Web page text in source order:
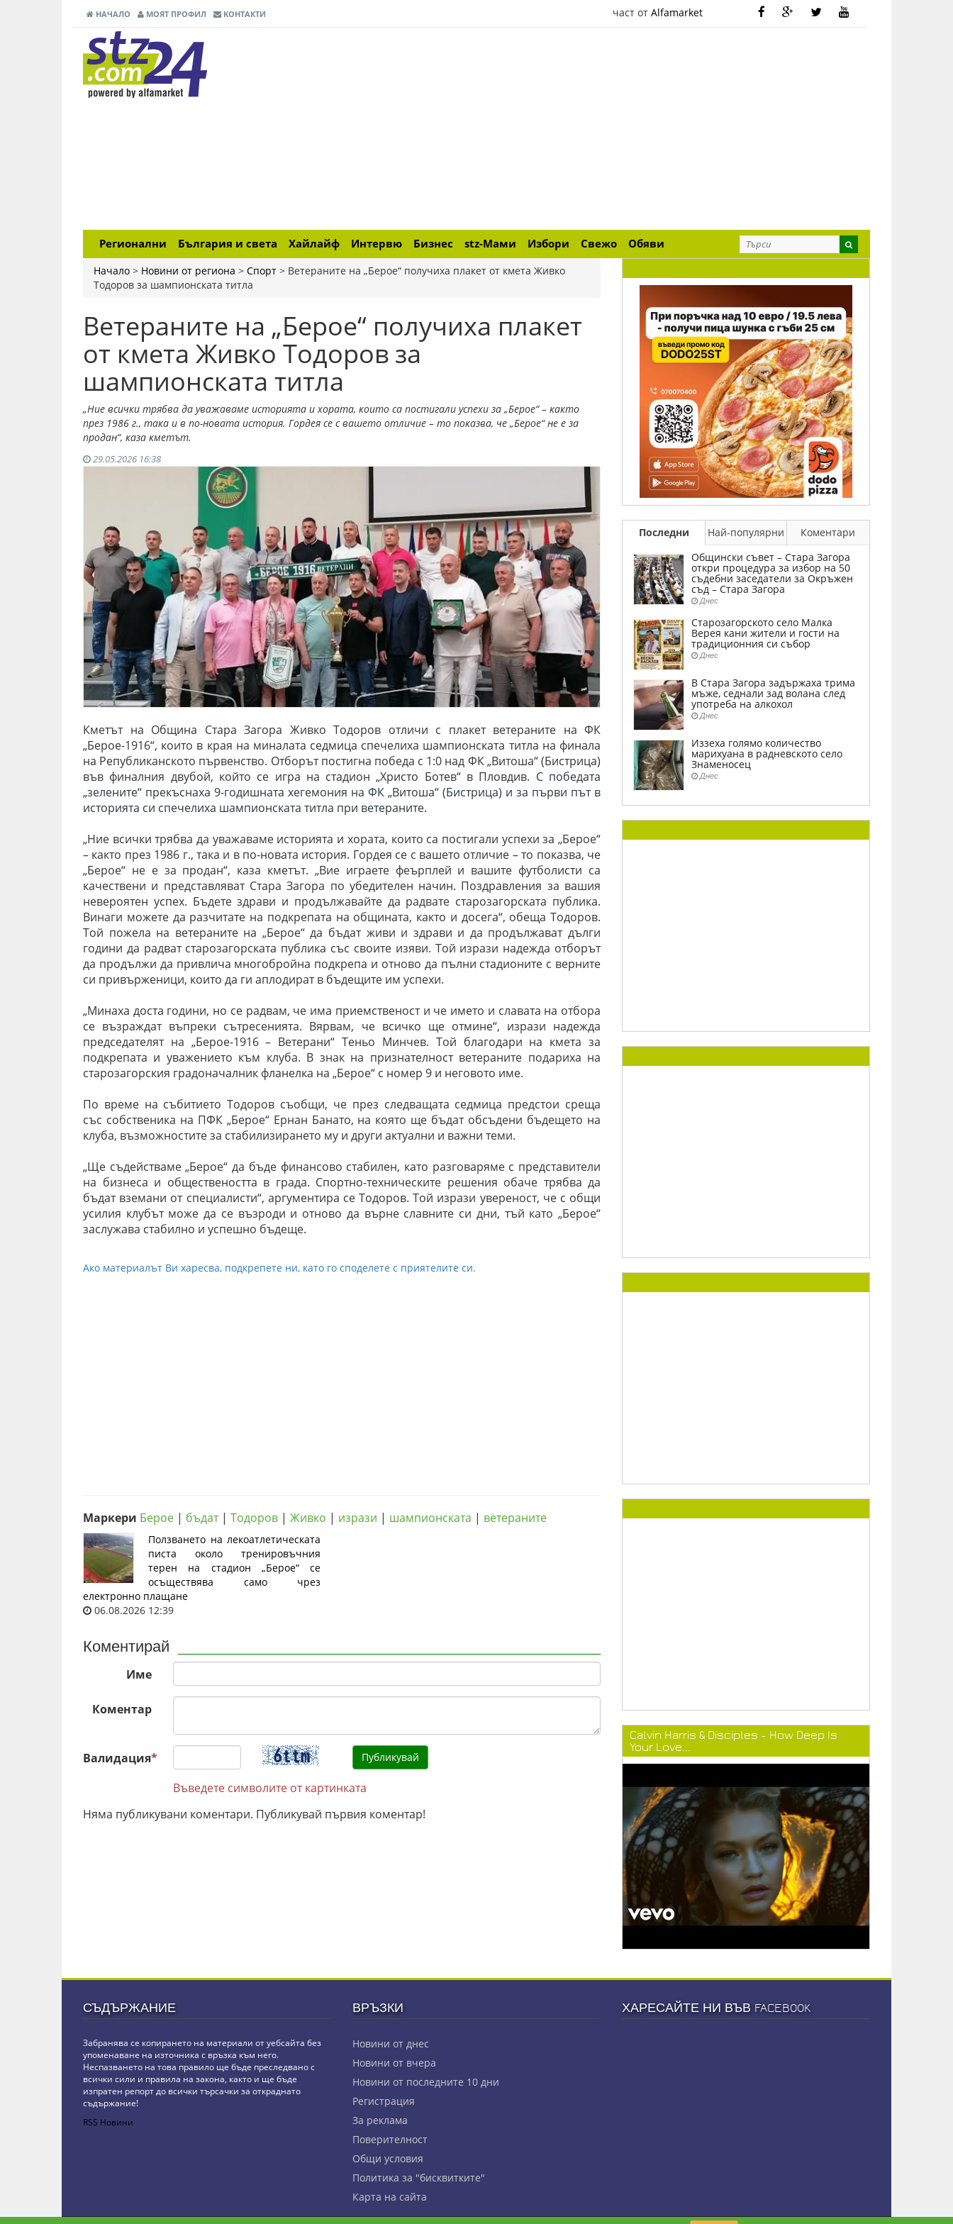
НАЧАЛО МОЯТ ПРОФИЛ КОНТАКТИ част от Alfamarket
Регионални България и света Хайлайф Интервю Бизнес stz-Мами Избори Свежо Обяви
Начало > Новини от региона > Спорт > Ветераните на „Берое“ получиха плакет от кмета Живко
Тодоров за шампионската титла
Ветераните на „Берое“ получиха плакет
от кмета Живко Тодоров за
шампионската титла
„Ние всички трябва да уважаваме историята и хората, които са постигали успехи за „Берое“ – както
през 1986 г., така и в по-новата история. Гордея се с вашето отличие – то показва, че „Берое“ не е за
продан“, каза кметът.
29.05.2026 16:38
Кметът на Община Стара Загора Живко Тодоров отличи с плакет ветераните на ФК
„Берое-1916“, които в края на миналата седмица спечелиха шампионската титла на финала
на Републиканското първенство. Отборът постигна победа с 1:0 над ФК „Витоша“ (Бистрица)
във финалния двубой, който се игра на стадион „Христо Ботев“ в Пловдив. С победата
„зелените“ прекъснаха 9-годишната хегемония на ФК „Витоша“ (Бистрица) и за първи път в
историята си спечелиха шампионската титла при ветераните.
„Ние всички трябва да уважаваме историята и хората, които са постигали успехи за „Берое“
– както през 1986 г., така и в по-новата история. Гордея се с вашето отличие – то показва, че
„Берое“ не е за продан“, каза кметът. „Вие играете феърплей и вашите футболисти са
качествени и представляват Стара Загора по убедителен начин. Поздравления за вашия
невероятен успех. Бъдете здрави и продължавайте да радвате старозагорската публика.
Винаги можете да разчитате на подкрепата на общината, както и досега“, обеща Тодоров.
Той пожела на ветераните на „Берое“ да бъдат живи и здрави и да продължават дълги
години да радват старозагорската публика със своите изяви. Той изрази надежда отборът
да продължи да привлича многобройна подкрепа и отново да пълни стадионите с верните
си привърженици, които да ги аплодират в бъдещите им успехи.
„Минаха доста години, но се радвам, че има приемственост и че името и славата на отбора
се възраждат въпреки сътресенията. Вярвам, че всичко ще отмине“, изрази надежда
председателят на „Берое-1916 – Ветерани“ Теньо Минчев. Той благодари на кмета за
подкрепата и уважението към клуба. В знак на признателност ветераните подариха на
старозагорския градоначалник фланелка на „Берое“ с номер 9 и неговото име.
По време на събитието Тодоров съобщи, че през следващата седмица предстои среща
със собственика на ПФК „Берое“Ернан Банато, на която ще бъдат обсъдени бъдещето на
клуба, възможностите за стабилизирането му и други актуални и важни теми.
„Ще съдействаме „Берое“ да бъде финансово стабилен, като разговаряме с представители
на бизнеса и обществеността в града. Спортно-техническите решения обаче трябва да
бъдат вземани от специалисти“, аргументира се Тодоров.Той изрази увереност, че с общи
усилия клубът може да се възроди и отново да върне славните си дни, тъй като „Берое“
заслужава стабилно и успешно бъдеще.
Ако материалът Ви харесва, подкрепете ни, като го споделете с приятелите си.
Маркери Берое | бъдат| Тодоров | Живко | изрази | шампионската | ветераните
Ползването на лекоатлетическата
писта около тренировъчния
терен на стадион „Берое“ се
осъществява само чрез
електронно плащане
06.08.2026 12:39
Коментирай
Име
Коментар
Валидация*
Въведете символите от картинката
Няма публикувани коментари. Публикувай първия коментар!
Последни Най-популярни
Коментари
Общински съвет – Стара Загора
откри процедура за избор на 50
съдебни заседатели за Окръжен
съд – Стара Загора
Днес
Старозагорското село Малка
Верея кани жители и гости на
традиционния си събор
Днес
В Стара Загора задържаха трима
мъже, седнали зад волана след
употреба на алкохол
Днес
Иззеха голямо количество
марихуана в радневското село
Знаменосец
Днес
Calvin Harris & Disciples - How Deep Is
Your Love...
СЪДЪРЖАНИЕ
Забранява се копирането на материали от уебсайта без
упоменаване на източника с връзка към него.
Неспазването на това правило ще бъде преследвано с
всички сили и правила на закона, както и ще бъде
изпратен репорт до всички търсачки за откраднато
съдържание!
RSS Новини
ВРЪЗКИ
Новини от днес
Новини от вчера
Новини от последните 10 дни
Регистрация
За реклама
Πoвepитeлнocт
Общи условия
Политика за "бисквитките"
Карта на сайта
ХАРЕСАЙТЕ НИ ВЪВ FACEBOOK